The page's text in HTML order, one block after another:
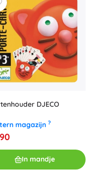
DJECO
magazijn ?
In mandje